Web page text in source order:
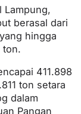
Lampung,
berasal dari
hingga
ton.
411.898
ton setara
dalam
Pangan